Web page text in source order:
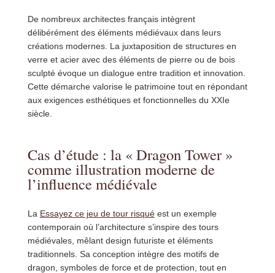
De nombreux architectes français intègrent
délibérément des éléments médiévaux dans leurs
créations modernes. La juxtaposition de structures en
verre et acier avec des éléments de pierre ou de bois
sculpté évoque un dialogue entre tradition et innovation.
Cette démarche valorise le patrimoine tout en répondant
aux exigences esthétiques et fonctionnelles du XXIe
siècle.
Cas d’étude : la « Dragon Tower »
comme illustration moderne de
l’influence médiévale
La Essayez ce jeu de tour risquéest un exemple
contemporain où l’architecture s’inspire des tours
médiévales, mêlant design futuriste et éléments
traditionnels. Sa conception intègre des motifs de
dragon, symboles de force et de protection, tout en